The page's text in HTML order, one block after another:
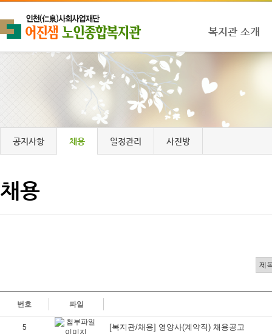
복지관 소개
공지사항 채용 일정관리 사진방
채용
번호 파일
5 [복지관/채용] 영양사(계약직) 채용공고